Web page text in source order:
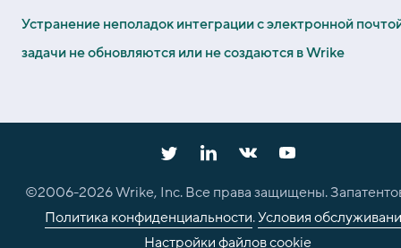
Устранение неполадок интеграции с электронной
задачи не обновляются или не создаются в Wrike
©2006-2026Wrike, Inc. Все права защищены.
Политика конфиденциальности.Условия
Настройки файлов cookie